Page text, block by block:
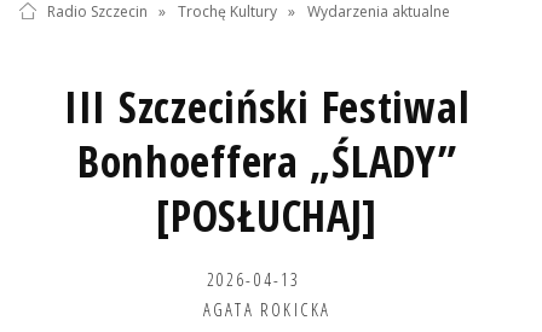
Radio Szczecin » Trochę Kultury » Wydarzenia aktualne
III Szczeciński Festiwal
Bonhoeffera „ŚLADY”
[POSŁUCHAJ]
2026-04-13
AGATA ROKICKA